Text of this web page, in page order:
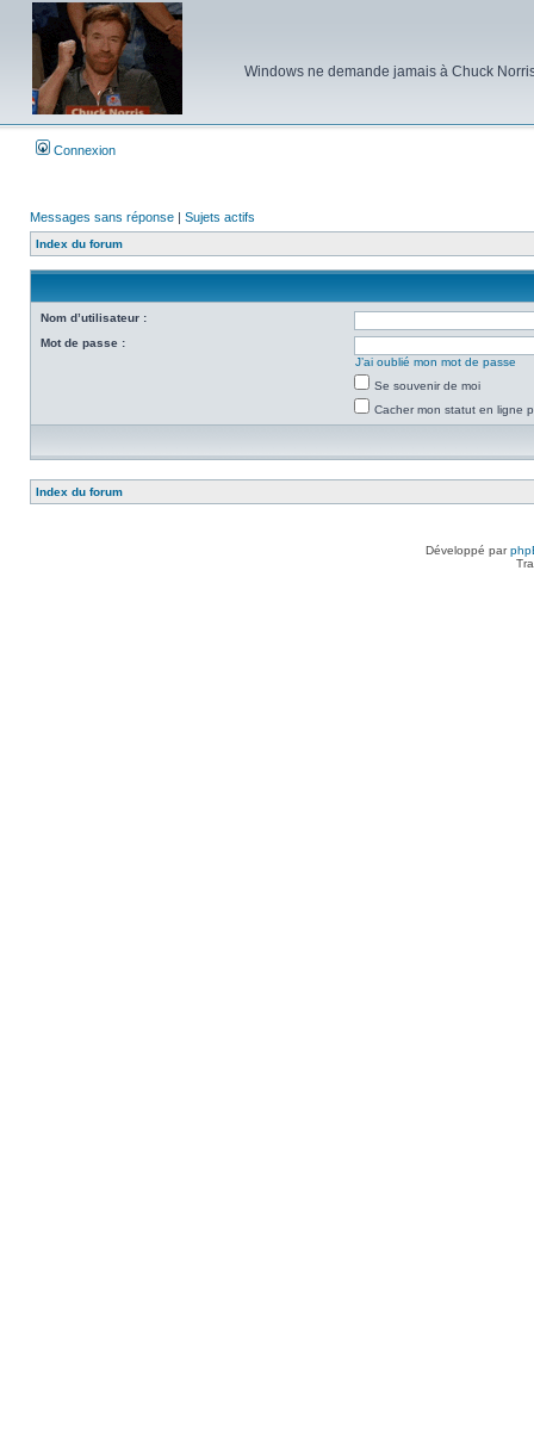
Windows ne demande jamais à Chuck
Connexion
Messages sans réponse | Sujets actifs
Index du forum
Nom d’utilisateur :
Mot de passe :
J’ai oublié mon mot de passe
Se souvenir de moi
Cacher mon statut en ligne
Index du forum
Développé par